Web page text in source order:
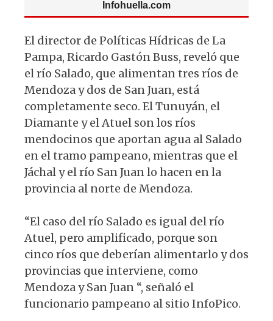
Infohuella.com
El director de Políticas Hídricas de La
Pampa, Ricardo Gastón Buss, reveló que
el río Salado, que alimentan tres ríos de
Mendoza y dos de San Juan, está
completamente seco. El Tunuyán, el
Diamante y el Atuel son los ríos
mendocinos que aportan agua al Salado
en el tramo pampeano, mientras que el
Jáchal y el río San Juan lo hacen en la
provincia al norte de Mendoza.
“El caso del río Salado es igual del río
Atuel, pero amplificado, porque son
cinco ríos que deberían alimentarlo y dos
provincias que interviene, como
Mendoza y San Juan “, señaló el
funcionario pampeano al sitio InfoPico.